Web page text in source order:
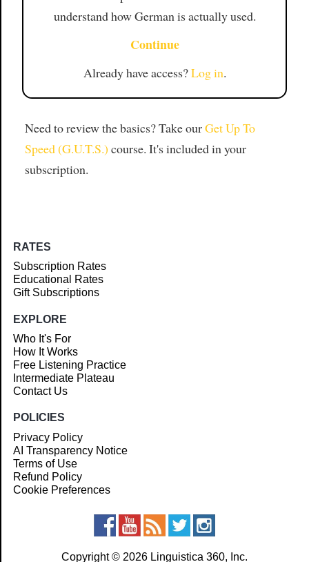
understand how German is actually used.
Continue
Already have access?Log in.
Need to review the basics? Take ourGet Up To
Speed (G.U.T.S.) course. It's included in your
subscription.
RATES
Subscription Rates
Educational Rates
Gift Subscriptions
EXPLORE
Who It's For
How It Works
Free Listening Practice
Intermediate Plateau
Contact Us
POLICIES
Privacy Policy
AI Transparency Notice
Terms of Use
Refund Policy
Cookie Preferences
Copyright © 2026 Linguistica 360, Inc.